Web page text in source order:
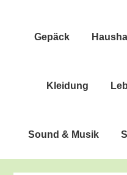
Gepäck
Klei­dung
Sound & Musik